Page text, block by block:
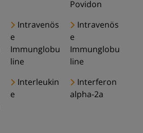
Povidon
Intravenös
e
Immunglobu
line
Intravenös
e
Immunglobu
line
Interleukin
e
Interferon
alpha-2a